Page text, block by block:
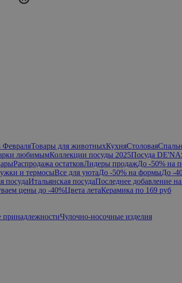
ФевраляТовары для животныхКухняСтоловая
любимымКоллекции посуды 2025Посуда
Распродажа остатковЛидеры продажДо -50% на
и термосыВсе для уютаДо -50% на формыДо -
посудаИтальянская посудаПоследнее добавление
цены до -40%Цвета летаКерамика по 169 руб
принадлежностиЧулочно-носочные изделия